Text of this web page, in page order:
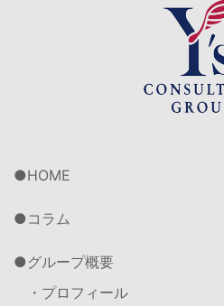
HOME
コラム
グループ概要
・プロフィール